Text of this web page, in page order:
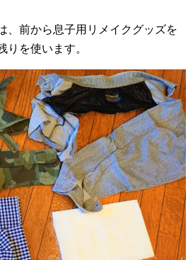
、前から息子用リメイクグッズを
りを使います。